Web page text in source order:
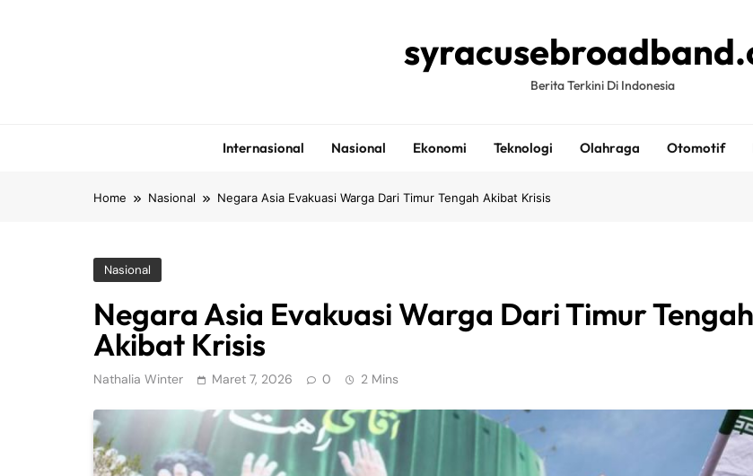
Berita Terkini Di Indonesia
Internasional Nasional Ekonomi Teknologi Olahraga Otomotif
Home Nasional Negara Asia Evakuasi Warga Dari Timur Tengah Akibat Krisis
Nasional
Negara Asia Evakuasi Warga Dari Timur Tengah
Akibat Krisis
Nathalia Winter Maret 7, 2026 0 2 Mins